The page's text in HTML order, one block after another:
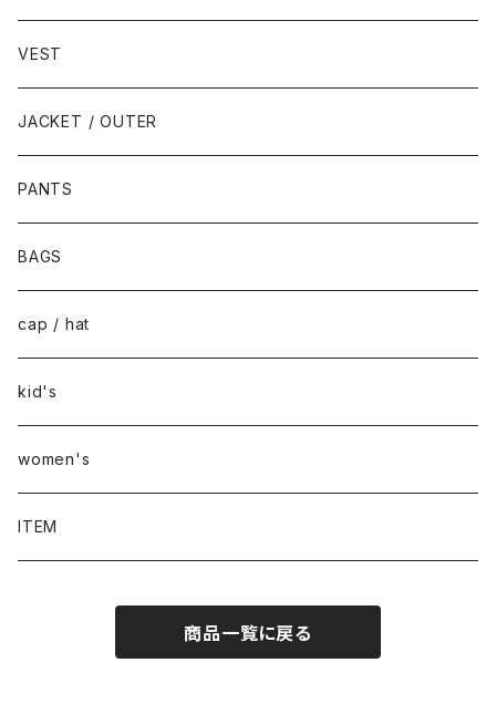
VEST
JACKET / OUTER
PANTS
BAGS
cap / hat
kid's
women's
ITEM
商品一覧に戻る